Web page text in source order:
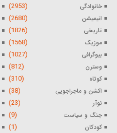
خانوادگی (2953)
انیمیشن (2680)
تاریخی (1826)
موزیک (1568)
بیوگرافی (1027)
وسترن (812)
کوتاه (310)
اکشن و ماجراجویی (38)
نوآر (23)
جنگ و سیاست (9)
کودکان (1)